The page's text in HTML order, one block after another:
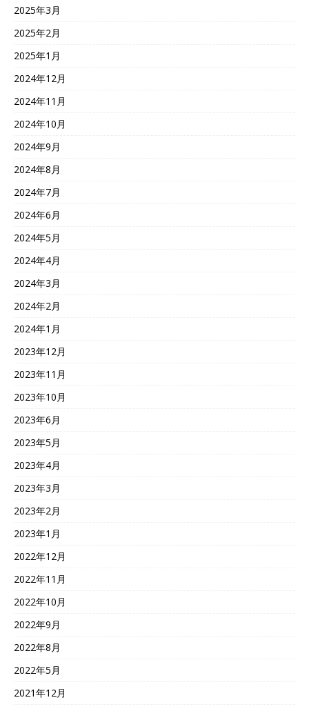
2025年3月
2025年2月
2025年1月
2024年12月
2024年11月
2024年10月
2024年9月
2024年8月
2024年7月
2024年6月
2024年5月
2024年4月
2024年3月
2024年2月
2024年1月
2023年12月
2023年11月
2023年10月
2023年6月
2023年5月
2023年4月
2023年3月
2023年2月
2023年1月
2022年12月
2022年11月
2022年10月
2022年9月
2022年8月
2022年5月
2021年12月